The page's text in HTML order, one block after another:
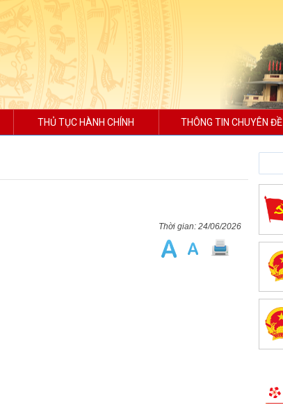
THỦ TỤC HÀNH CHÍNH THÔNG TIN CHUYÊN ĐỀ
24/06/2026